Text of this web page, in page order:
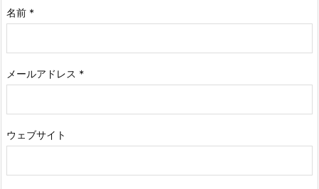
名前 *
メールアドレス *
ウェブサイト